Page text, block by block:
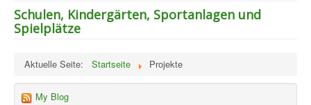
Impressionen
Impressum
Schulen, Kindergärten, Sportanlagen und
Spielplätze
Aktuelle Seite: Startseite Projekte
My Blog